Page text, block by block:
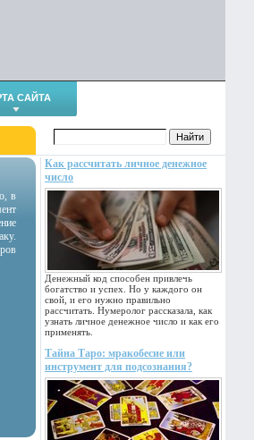
САЙТА
Как рассчитать личное денежное
число
Денежный код способен привлечь
богатство и успех. Но у каждого он
свой, и его нужно правильно
рассчитать. Нумеролог рассказала, как
узнать личное денежное число и как его
применять.
Тайна Таро: мракобесие или
инструмент для подсознания?
в